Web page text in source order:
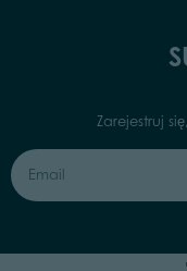
Zarejestruj